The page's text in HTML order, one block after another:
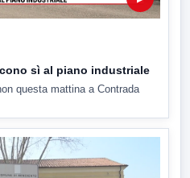
sì al piano industriale
questa mattina a Contrada